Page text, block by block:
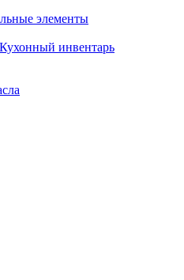
элементы
Кухонный инвентарь